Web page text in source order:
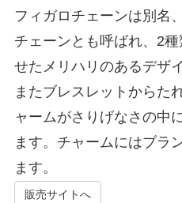
フィガロチェーンは別名
チェーンとも呼ばれ、2
せたメリハリのあるデザ
またブレスレットからた
ャームがさりげなさの中
ます。チャームにはブラ
ます。
販売サイトへ